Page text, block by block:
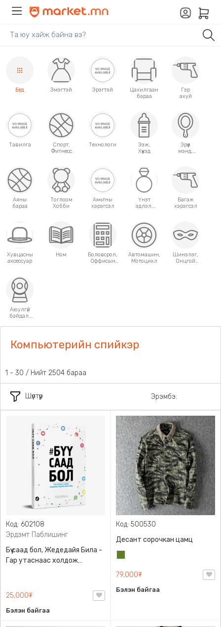
Бүгд Эмэгтэй Эрэгтэй
Цахилгаан
бараа
Гэр
ахуй
Тавилга
Спорт,
Фитнесс
Технологи
Ээж,
Хүүхэд
Эрүүл
мэнд,
Аяны
бараа
Тоглоом
Хобби
Амьтны
хэрэгсэл
Үнэт
эдлэл,
Багаж
хэрэгсэл
Хувцасны
аксессуар
Ном
Боловсрол,
Оффисын
Автомашин,
Мотоцикл
Шинэлэг,
Онцгой
Аюулгүй
байдал,
Компьютерийн спийкэр
Шүүлтүүр
31 - 60 / Нийт 2504 бараа
Эрэмбэ:
Код: 602108
Эрдэмт Паблишинг
Бүү саад бол, Жедедайя Била -
Гар утаснаас холдож
9789919235192
25,000₮
Бэлэн байгаа
Код: 500530
Десант сорочкан цамц
79,000₮
Бэлэн байгаа